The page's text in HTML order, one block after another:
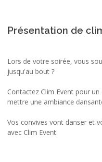
Présentation de
Lors de votre soirée, vous
jusqu'au bout ?
Contactez Clim Event pour
mettre une ambiance
Vos convives vont danser et
avec Clim Event.